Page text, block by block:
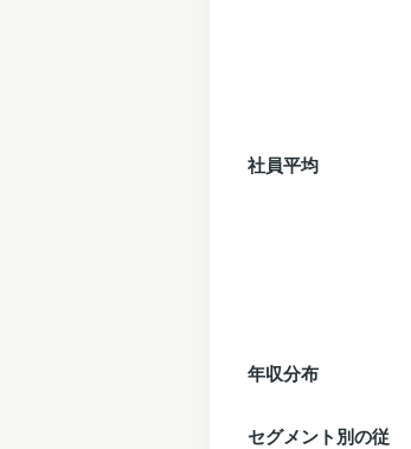
社員平均
年収分布
セグメント別の従